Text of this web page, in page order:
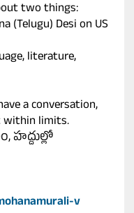
two things:
(Telugu) Desi on US
literature,
a conversation,
within limits.
హద్దుల్లో
v